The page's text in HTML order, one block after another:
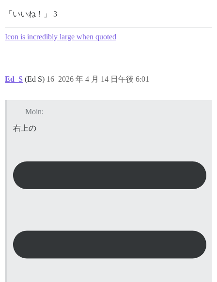
「いいね！」 3
Icon is incredibly large when quoted
Ed_S (Ed S) 2026 年 4 月 14 日午後 6:01
16
Moin:
右上の